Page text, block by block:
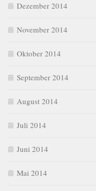
Dezember 2014
November 2014
Oktober 2014
September 2014
August 2014
Juli 2014
Juni 2014
Mai 2014